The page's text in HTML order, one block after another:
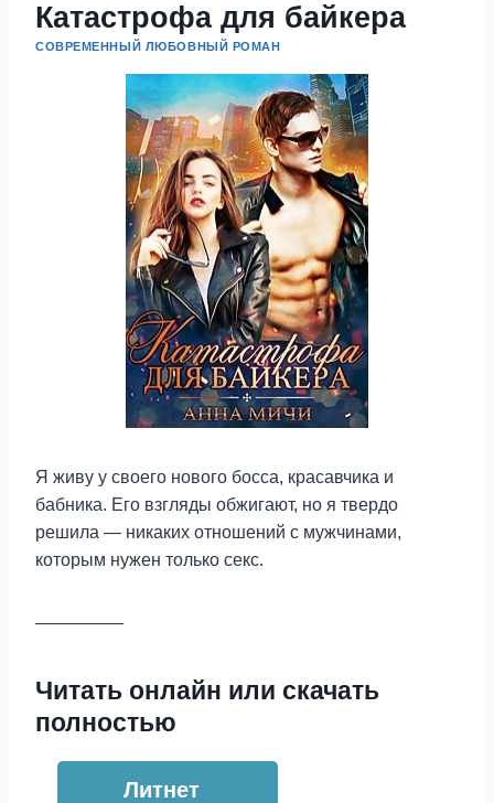
Катастрофа для байкера
СОВРЕМЕННЫЙ ЛЮБОВНЫЙ РОМАН
Я живу у своего нового босса, красавчика и
бабника. Его взгляды обжигают, но я твердо
решила — никаких отношений с мужчинами,
которым нужен только секс.
—————
Читать онлайн или скачать
полностью
Литнет